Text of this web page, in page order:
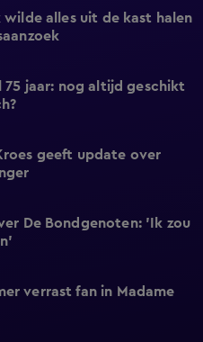
wilde alles uit de kast halen
75 jaar: nog altijd geschikt
geeft update over
De Bondgenoten: 'Ik zou
verrast fan in Madame